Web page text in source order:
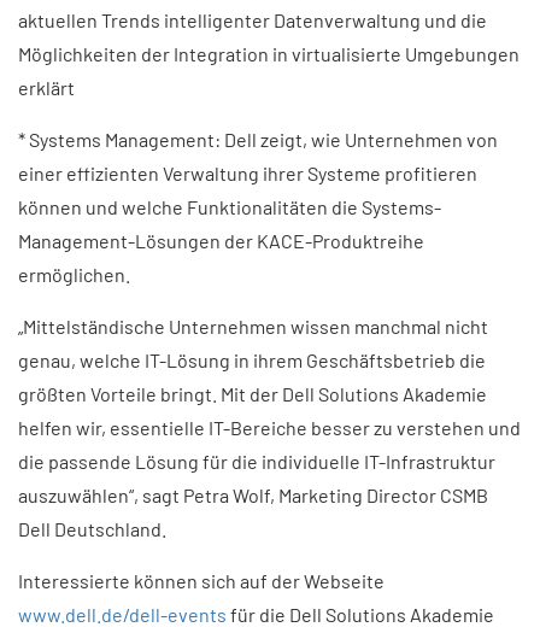
aktuellen Trends intelligenter Datenverwaltung und die
Möglichkeiten der Integration in virtualisierte Umgebungen
erklärt
* Systems Management: Dell zeigt, wie Unternehmen von
einer effizienten Verwaltung ihrer Systeme profitieren
können und welche Funktionalitäten die Systems-
Management-Lösungen der KACE-Produktreihe
ermöglichen.
„Mittelständische Unternehmen wissen manchmal nicht
genau, welche IT-Lösung in ihrem Geschäftsbetrieb die
größten Vorteile bringt. Mit der Dell Solutions Akademie
helfen wir, essentielle IT-Bereiche besser zu verstehen und
die passende Lösung für die individuelle IT-Infrastruktur
auszuwählen“, sagt Petra Wolf, Marketing Director CSMB
Dell Deutschland.
Interessierte können sich auf der Webseite
www.dell.de/dell-events für die Dell Solutions Akademie